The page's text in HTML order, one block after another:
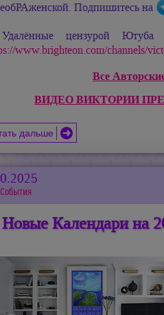
Подпишитесь на
Удалённые цензурой Ютуба
www.brighteon.com/channels/
Все
ВИДЕО ВИКТОРИИ
дальше
События
Новые Календари на